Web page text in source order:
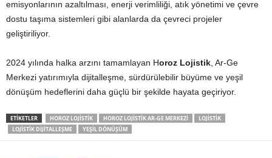
emisyonlarının azaltılması, enerji verimliliği, atık yönetimi ve çevre
dostu taşıma sistemleri gibi alanlarda da çevreci projeler
geliştiriliyor.
2024 yılında halka arzını tamamlayan Horoz Lojistik , Ar-Ge
Merkezi yatırımıyla dijitalleşme, sürdürülebilir büyüme ve yeşil
dönüşüm hedeflerini daha güçlü bir şekilde hayata geçiriyor.
ETIKETLER HOROZ LOJISTIK HOROZ LOJISTIK AR-GE MERKEZI
LOJISTIK
LOJISTIK DIJITALLEŞME
YEŞIL DÖNÜŞÜM